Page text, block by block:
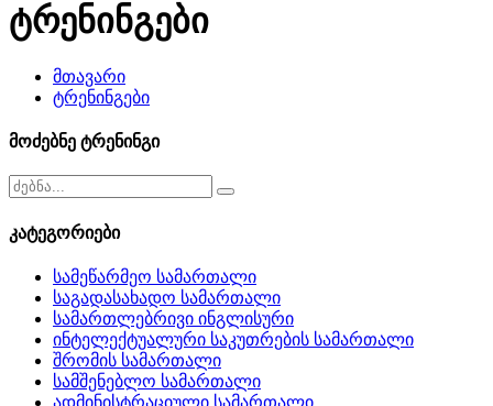
ტრენინგები
მთავარი
ტრენინგები
მოძებნე ტრენინგი
კატეგორიები
სამეწარმეო სამართალი
საგადასახადო სამართალი
სამართლებრივი ინგლისური
ინტელექტუალური საკუთრების სამართალი
შრომის სამართალი
სამშენებლო სამართალი
ადმინისტრაციული სამართალი